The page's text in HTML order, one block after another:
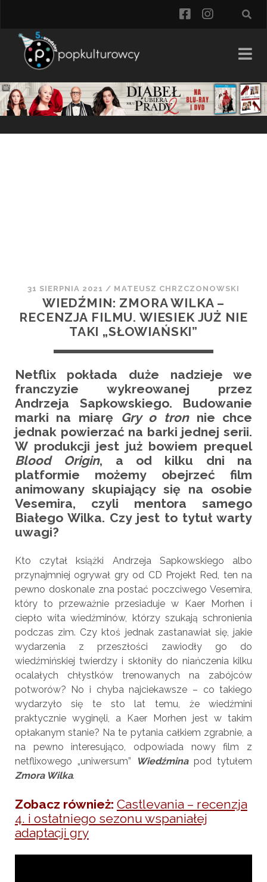
facebook
31 SIERPNIA 2021 / MATEUSZ CHRZCZONOWSKI
WIEDŹMIN: ZMORA WILKA –
RECENZJA FILMU. WIESIEK JUŻ NIE
TAKI „SŁOWIAŃSKI”
Netflix pokłada duże nadzieje we
franczyzie wykreowanej przez
Andrzeja Sapkowskiego. Budowanie
marki na miarę Gry o tronnie chce
jednak powierzać na barki jednej serii.
W produkcji jest już bowiem prequel
Blood Origin, a od kilku dni na
platformie możemy obejrzeć film
animowany skupiający się na osobie
Vesemira, czyli mentora samego
Białego Wilka. Czy jest to tytuł warty
uwagi?
Kto czytał książki Andrzeja Sapkowskiego albo
przynajmniej ogrywał gry od CD Projekt Red, ten na
pewno doskonale zna postać poczciwego Vesemira,
który to przeważnie przesiaduje w Kaer Morhen i
ciepło wita wiedźminów, którzy szukają schronienia
podczas zim. Czy ktoś jednak zastanawiał się, jakie
wydarzenia z przeszłości zawiodły go do
wiedźmińskiej twierdzy i skłoniły do niańczenia kilku
ocalałych chłystków trenowanych na zabójców
potworów? No i chyba najciekawsze – co takiego
wydarzyło się te sto lat temu, że wiedźmini
praktycznie wyginęli, a Kaer Morhen jest w takim
opłakanym stanie? Na te pytania całkiem zgrabnie, a
na pewno interesująco, odpowiada nowy film z
netflixowego „uniwersum”
Wiedźminapod tytułem
Zmora Wilka.
Zobacz również: Castlevania – recenzja
4. i ostatniego sezonu wspaniałej
adaptacji gry